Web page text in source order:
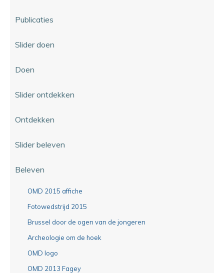
Publicaties
Slider doen
Doen
Slider ontdekken
Ontdekken
Slider beleven
Beleven
OMD 2015 affiche
Fotowedstrijd 2015
Brussel door de ogen van de jongeren
Archeologie om de hoek
OMD logo
OMD 2013 Fagey